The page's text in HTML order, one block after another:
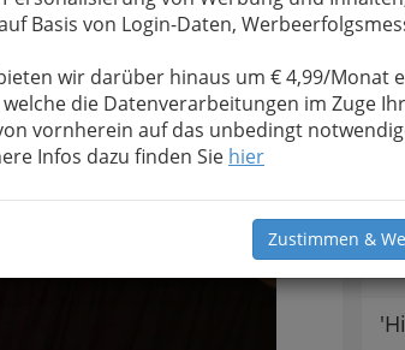
Basis von Login-Daten,
wir darüber hinaus um € 4,99/Monat
die Datenverarbeitungen im Zuge
vornherein auf das unbedingt
Infos dazu finden Sie hier
Zustimmen &
März 2015 -